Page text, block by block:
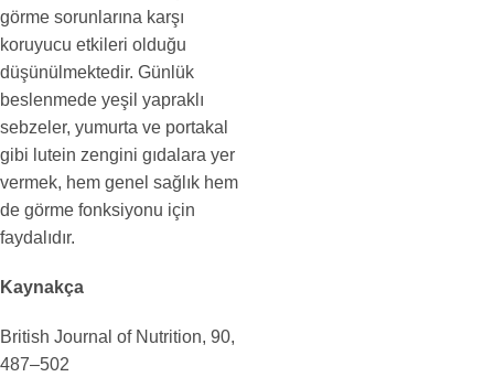
görme sorunlarına karşı
koruyucu etkileri olduğu
düşünülmektedir. Günlük
beslenmede yeşil yapraklı
sebzeler, yumurta ve portakal
gibi lutein zengini gıdalara yer
vermek, hem genel sağlık hem
de görme fonksiyonu için
faydalıdır.
Kaynakça
British Journal of Nutrition, 90,
487–502